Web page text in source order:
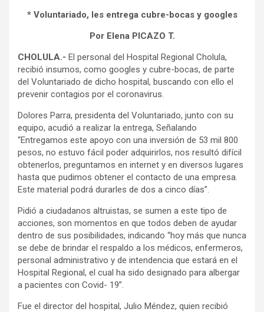
* Voluntariado, les entrega cubre-bocas y googles
Por Elena PICAZO T.
CHOLULA.- El personal del Hospital Regional Cholula,
recibió insumos, como googles y cubre-bocas, de parte
del Voluntariado de dicho hospital, buscando con ello el
prevenir contagios por el coronavirus.
Dolores Parra, presidenta del Voluntariado, junto con su
equipo, acudió a realizar la entrega, Señalando
“Entregamos este apoyo con una inversión de 53 mil 800
pesos, no estuvo fácil poder adquirirlos, nos resultó difícil
obtenerlos, preguntamos en internet y en diversos lugares
hasta que pudimos obtener el contacto de una empresa.
Este material podrá durarles de dos a cinco días”.
Pidió a ciudadanos altruistas, se sumen a este tipo de
acciones, son momentos en que todos deben de ayudar
dentro de sus posibilidades, indicando “hoy más que nunca
se debe de brindar el respaldo a los médicos, enfermeros,
personal administrativo y de intendencia que estará en el
Hospital Regional, el cual ha sido designado para albergar
a pacientes con Covid- 19”.
Fue el director del hospital, Julio Méndez, quien recibió